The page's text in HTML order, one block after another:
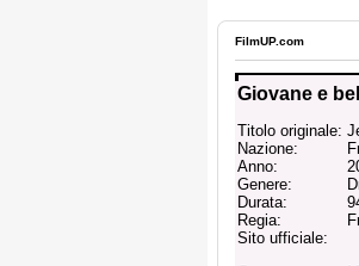
FilmUP.com
Giovane e
Titolo originale:
Nazione:
Anno:
Genere:
Durata:
Regia:
Sito ufficiale: